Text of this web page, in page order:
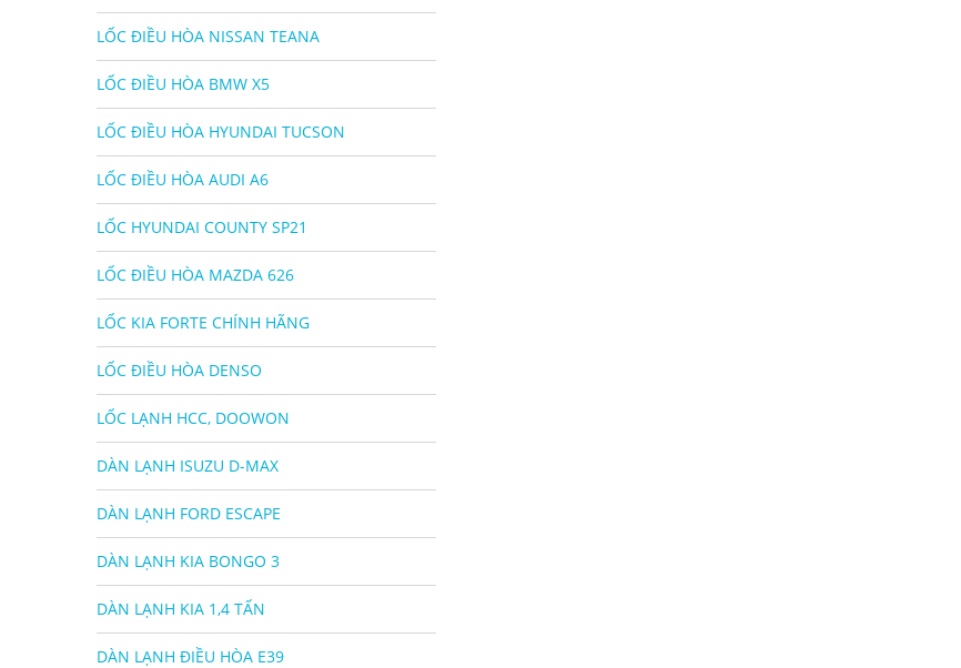
LỐC ĐIỀU HÒA NISSAN TEANA
LỐC ĐIỀU HÒA BMW X5
LỐC ĐIỀU HÒA HYUNDAI TUCSON
LỐC ĐIỀU HÒA AUDI A6
LỐC HYUNDAI COUNTY SP21
LỐC ĐIỀU HÒA MAZDA 626
LỐC KIA FORTE CHÍNH HÃNG
LỐC ĐIỀU HÒA DENSO
LỐC LẠNH HCC, DOOWON
DÀN LẠNH ISUZU D-MAX
DÀN LẠNH FORD ESCAPE
DÀN LẠNH KIA BONGO 3
DÀN LẠNH KIA 1,4 TẤN
DÀN LẠNH ĐIỀU HÒA E39